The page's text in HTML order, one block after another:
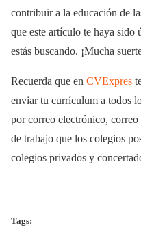
contribuir a la educación de
que este artículo te haya sido
estás buscando. ¡Mucha
Recuerda que en CVExpres
enviar tu currículum a todos
por correo electrónico,
de trabajo que los colegios
colegios privados y
Tags: